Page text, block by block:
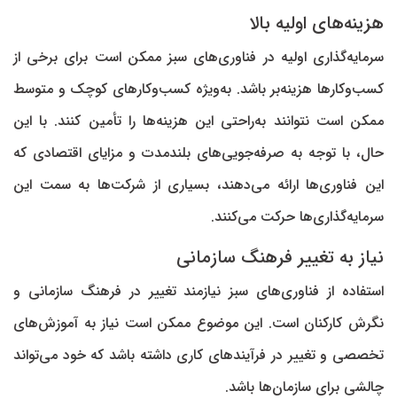
هزینه‌های اولیه بالا
سرمایه‌گذاری اولیه در فناوری‌های سبز ممکن است برای برخی از
کسب‌وکار‌ها هزینه‌بر باشد. به‌ویژه کسب‌وکار‌های کوچک و متوسط
ممکن است نتوانند به‌راحتی این هزینه‌ها را تأمین کنند. با این
حال، با توجه به صرفه‌جویی‌های بلندمدت و مزایای اقتصادی که
این فناوری‌ها ارائه می‌دهند، بسیاری از شرکت‌ها به سمت این
سرمایه‌گذاری‌ها حرکت می‌کنند.
نیاز به تغییر فرهنگ سازمانی
استفاده از فناوری‌های سبز نیازمند تغییر در فرهنگ سازمانی و
نگرش کارکنان است. این موضوع ممکن است نیاز به آموزش‌های
تخصصی و تغییر در فرآیند‌های کاری داشته باشد که خود می‌تواند
چالشی برای سازمان‌ها باشد.